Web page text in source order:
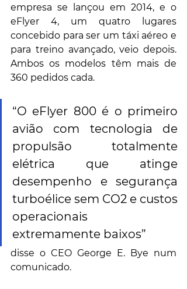
empresa se lançou em 2014, e o
eFlyer 4, um quatro lugares
concebido para ser um táxi aéreo e
para treino avançado, veio depois.
Ambos os modelos têm mais de
360 ​​pedidos cada.
“O eFlyer 800 é o primeiro
avião com tecnologia de
propulsão totalmente
elétrica que atinge
desempenho e segurança
turboélice sem CO2 e custos
operacionais
extremamente baixos”
disse o CEO George E. Bye num
comunicado.